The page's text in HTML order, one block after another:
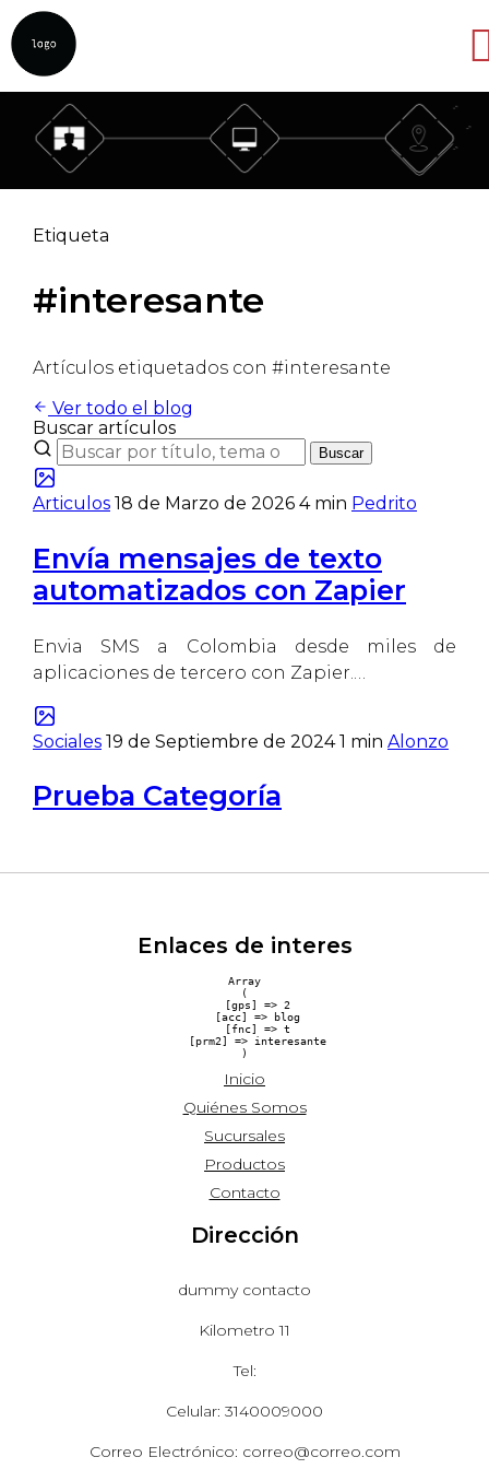
Etiqueta
#interesante
Artículos etiquetados con #interesante
Ver todo el blog
Buscar artículos
Buscar
Articulos 18 de Marzo de 2026 4 min Pedrito
Envía mensajes de texto
automatizados con Zapier
Envia SMS a Colombia desde miles de
aplicaciones de tercero con Zapier.…
Sociales 19 de Septiembre de 2024 1 min Alonzo
Prueba Categoría
Enlaces de interes
Array
(
    [gps] => 2
    [acc] => blog
    [fnc] => t
    [prm2] => interesante
Inicio
Quiénes Somos
Sucursales
Productos
Contacto
Dirección
dummy contacto
Kilometro 11
Tel:
Celular: 3140009000
Correo Electrónico: correo@correo.com